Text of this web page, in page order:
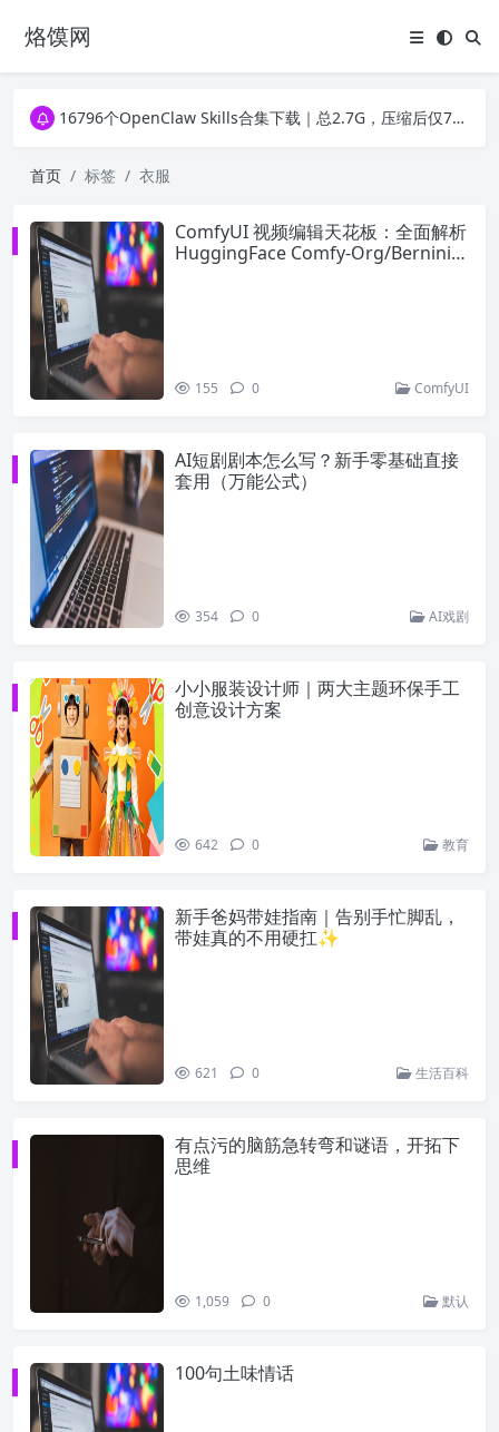
烙馍网
16796个OpenClaw Skills合集下载｜总2.7G，压缩后仅738M，覆盖全场景技能
16796个OpenClaw Skills合集下载｜总2.7G，压缩后仅738M，覆盖全场景技能
首页
标签 衣服
ComfyUI 视频编辑天花板：全面解析
HuggingFace Comfy-Org/Bernini-R
155 0 ComfyUI
AI短剧剧本怎么写？新手零基础直接
套用（万能公式）
354 0 AI戏剧
小小服装设计师｜两大主题环保手工
创意设计方案
642 0 教育
新手爸妈带娃指南｜告别手忙脚乱，
带娃真的不用硬扛✨
621 0 生活百科
有点污的脑筋急转弯和谜语，开拓下
思维
1,059 0 默认
100句土味情话